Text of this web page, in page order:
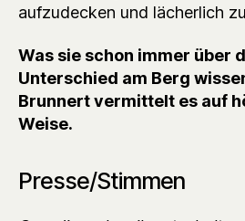
aufzudecken und lächerlich
Was sie schon immer über
Unterschied am Berg
Brunnert vermittelt es auf
Weise.
Presse/Stimmen